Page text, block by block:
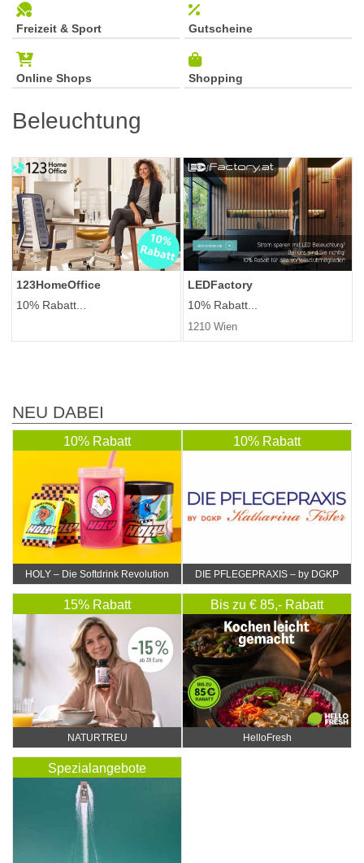
Freizeit & Sport Gutscheine
Online Shops Shopping
Beleuchtung
123HomeOffice
10% Rabatt...
LEDFactory
10% Rabatt...
1210 Wien
NEU DABEI
10% Rabatt
HOLY – Die Softdrink Revolution
10% Rabatt
DIE PFLEGEPRAXIS – by DGKP
Katharina Fister
15% Rabatt
NATURTREU
Bis zu € 85,- Rabatt
HelloFresh
Spezialangebote